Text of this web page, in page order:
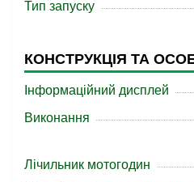
Тип запуску
КОНСТРУКЦІЯ ТА
Інформаційний дисплей
Виконання
Лічильник мотогодин